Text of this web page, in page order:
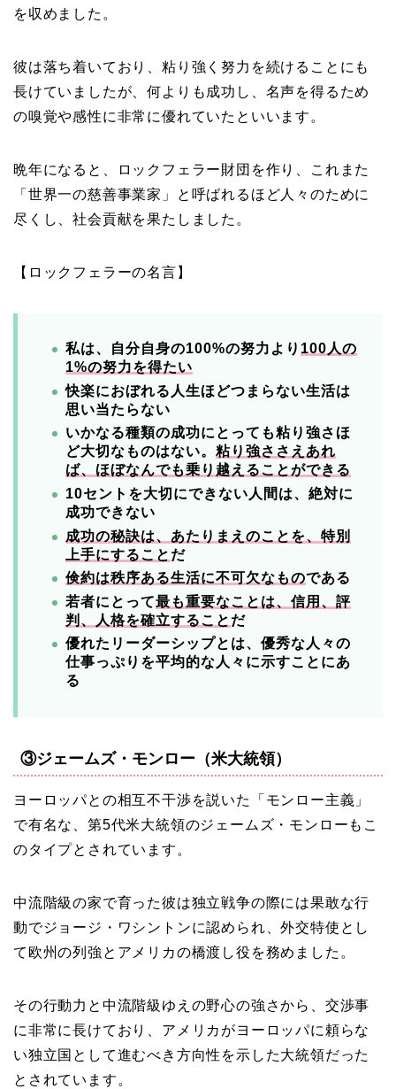
を収めました。
彼は落ち着いており、粘り強く努力を続けることにも
長けていましたが、何よりも成功し、名声を得るため
の嗅覚や感性に非常に優れていたといいます。
晩年になると、ロックフェラー財団を作り、これまた
「世界一の慈善事業家」と呼ばれるほど人々のために
尽くし、社会貢献を果たしました。
【ロックフェラーの名言】
私は、自分自身の100%の努力より 100人の
1%の努力を得たい
快楽におぼれる人生ほどつまらない生活は
思い当たらない
いかなる種類の成功にとっても粘り強さほ
ど大切なものはない。 粘り強ささえあれ
ば、ほぼなんでも乗り越えることができる
10セントを大切にできない人間は、絶対に
成功できない
成功の秘訣は、あたりまえのことを、特別
上手にすること だ
倹約は秩序ある生活に不可欠なものである
若者にとって最も重要なことは、信用、評
判、人格を確立すること だ
優れたリーダーシップとは、優秀な人々の
仕事っぷりを平均的な人々に示すことにあ
る
③ジェームズ・モンロー（米大統領）
ヨーロッパとの相互不干渉を説いた「モンロー主義」
で有名な、第5代米大統領のジェームズ・モンローもこ
のタイプとされています。
中流階級の家で育った彼は独立戦争の際には果敢な行
動でジョージ・ワシントンに認められ、外交特使とし
て欧州の列強とアメリカの橋渡し役を務めました。
その行動力と中流階級ゆえの野心の強さから、交渉事
に非常に長けており、アメリカがヨーロッパに頼らな
い独立国として進むべき方向性を示した大統領だった
とされています。